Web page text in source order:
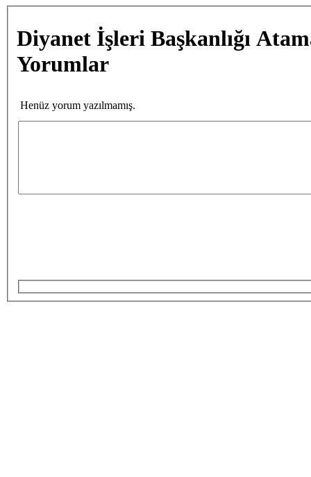
Diyanet İşleri Başkanlığı
Yorumlar
Henüz yorum yazılmamış.